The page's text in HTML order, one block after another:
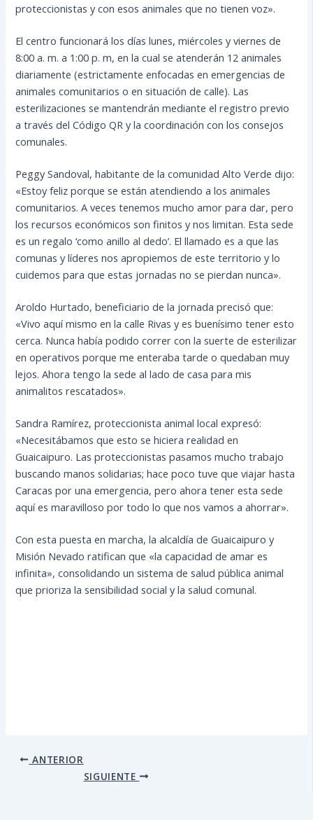
proteccionistas y con esos animales que no tienen voz».
El centro funcionará los días lunes, miércoles y viernes de
8:00 a. m. a 1:00 p. m, en la cual se atenderán 12 animales
diariamente (estrictamente enfocadas en emergencias de
animales comunitarios o en situación de calle). Las
esterilizaciones se mantendrán mediante el registro previo
a través del Código QR y la coordinación con los consejos
comunales.
Peggy Sandoval, habitante de la comunidad Alto Verde dijo:
«Estoy feliz porque se están atendiendo a los animales
comunitarios. A veces tenemos mucho amor para dar, pero
los recursos económicos son finitos y nos limitan. Esta sede
es un regalo ‘como anillo al dedo’. El llamado es a que las
comunas y líderes nos apropiemos de este territorio y lo
cuidemos para que estas jornadas no se pierdan nunca».
Aroldo Hurtado, beneficiario de la jornada precisó que:
«Vivo aquí mismo en la calle Rivas y es buenísimo tener esto
cerca. Nunca había podido correr con la suerte de esterilizar
en operativos porque me enteraba tarde o quedaban muy
lejos. Ahora tengo la sede al lado de casa para mis
animalitos rescatados».
Sandra Ramírez, proteccionista animal local expresó:
«Necesitábamos que esto se hiciera realidad en
Guaicaipuro. Las proteccionistas pasamos mucho trabajo
buscando manos solidarias; hace poco tuve que viajar hasta
Caracas por una emergencia, pero ahora tener esta sede
aquí es maravilloso por todo lo que nos vamos a ahorrar».
Con esta puesta en marcha, la alcaldía de Guaicaipuro y
Misión Nevado ratifican que «la capacidad de amar es
infinita», consolidando un sistema de salud pública animal
que prioriza la sensibilidad social y la salud comunal.
ANTERIOR
SIGUIENTE